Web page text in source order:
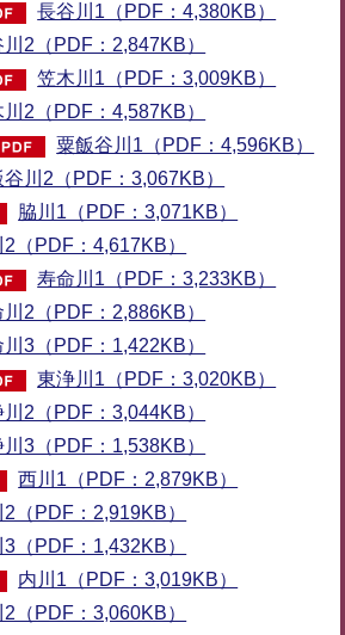
長谷川1（PDF：4,380KB）
2（PDF：2,847KB）
笠木川1（PDF：3,009KB）
2（PDF：4,587KB）
粟飯谷川1（PDF：4,596KB）
谷川2（PDF：3,067KB）
脇川1（PDF：3,071KB）
2（PDF：4,617KB）
寿命川1（PDF：3,233KB）
2（PDF：2,886KB）
3（PDF：1,422KB）
東浄川1（PDF：3,020KB）
2（PDF：3,044KB）
3（PDF：1,538KB）
西川1（PDF：2,879KB）
（PDF：2,919KB）
（PDF：1,432KB）
内川1（PDF：3,019KB）
2（PDF：3,060KB）